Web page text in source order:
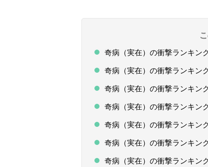
奇病（実在）の衝撃ランキ
奇病（実在）の衝撃ランキン
奇病（実在）の衝撃ランキ
奇病（実在）の衝撃ランキン
奇病（実在）の衝撃ランキン
奇病（実在）の衝撃ランキ
奇病（実在）の衝撃ランキ